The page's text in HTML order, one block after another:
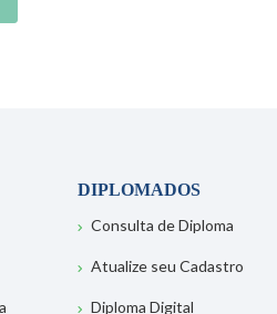
DIPLOMADOS
Consulta de Diploma
Atualize seu Cadastro
Diploma Digital